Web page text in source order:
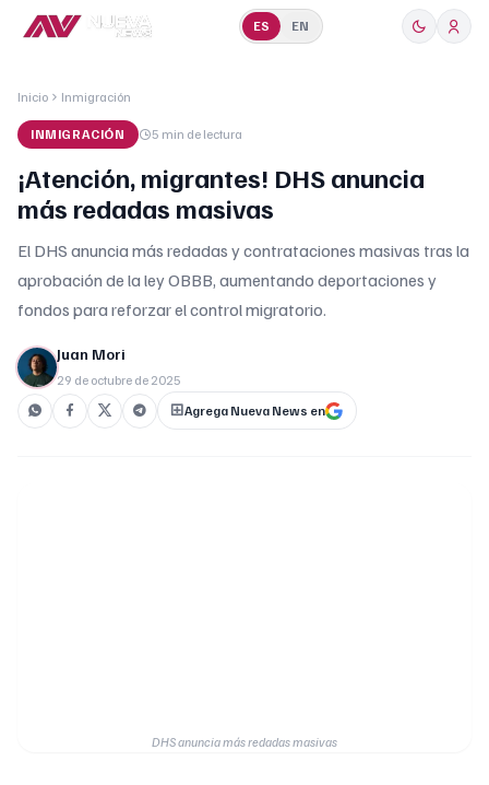
ES EN
Inicio Inmigración
INMIGRACIÓN 5 min de lectura
¡Atención, migrantes! DHS anuncia
más redadas masivas
El DHS anuncia más redadas y contrataciones masivas tras la
aprobación de la ley OBBB, aumentando deportaciones y
fondos para reforzar el control migratorio.
Juan Mori
29 de octubre de 2025
Agrega Nueva News en
DHS anuncia más redadas masivas